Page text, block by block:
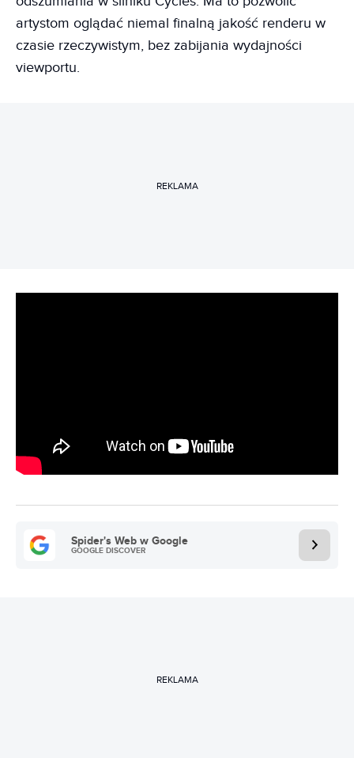
artystom oglądać niemal finalną jakość renderu w
czasie rzeczywistym, bez zabijania wydajności
viewportu.
REKLAMA
Spider's Web w Google
GOOGLE DISCOVER
REKLAMA